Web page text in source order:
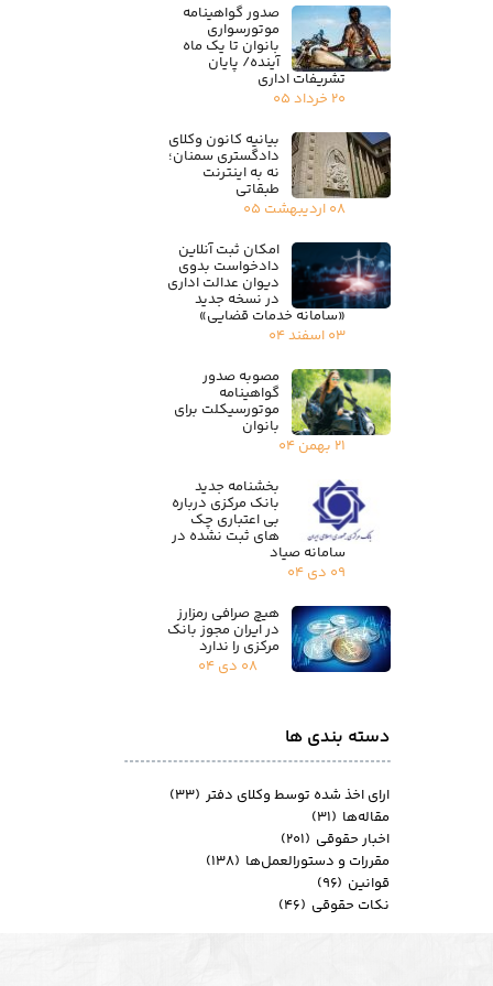
صدور گواهینامه
موتورسواری
بانوان تا یک ماه
آینده/ پایان
تشریفات اداری
۲۰ خرداد ۰۵
بیانیه کانون وکلای
دادگستری سمنان؛
نه به اینترنت
طبقاتی
۰۸ اردیبهشت ۰۵
امکان ثبت آنلاین
دادخواست بدوی
دیوان عدالت اداری
در نسخه جدید
«سامانه خدمات قضایی»
۰۳ اسفند ۰۴
مصوبه صدور
گواهینامه
موتورسیکلت برای
بانوان
۲۱ بهمن ۰۴
بخشنامه جدید
بانک مرکزی درباره
بی اعتباری چک
های ثبت نشده در
سامانه صیاد
۰۹ دی ۰۴
هیچ صرافی رمزارز
در ایران مجوز بانک
مرکزی را ندارد
۰۸ دی ۰۴
دسته بندی ها
ارای اخذ شده توسط وکلای دفتر (۳۳)
مقاله‌ها (۳۱)
اخبار حقوقی (۲۰۱)
مقررات و دستورالعمل‌ها (۱۳۸)
قوانین (۹۶)
نکات حقوقی (۴۶)